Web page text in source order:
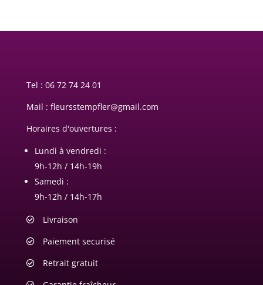
Tel : 06 72 74 24 01
Mail : fleursstempfler@gmail.com
Horaires d'ouvertures :
Lundi à vendredi :
9h-12h / 14h-19h
Samedi :
9h-12h / 14h-17h
Livraison
Paiement securisé
Retrait gratuit